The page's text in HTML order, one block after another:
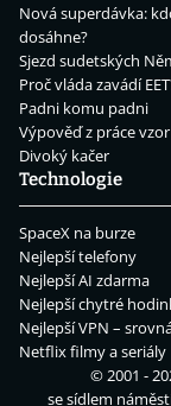
Nová superdávka:
dosáhne?
Sjezd sudetských
Proč vláda zavádí
Padni komu padni
Výpověď z práce vzor
Divoký kačer
Technologie
SpaceX na burze
Nejlepší telefony
Nejlepší AI zdarma
Nejlepší chytré
Nejlepší VPN –
Netflix filmy a seriály
© 2001 -
se sídlem